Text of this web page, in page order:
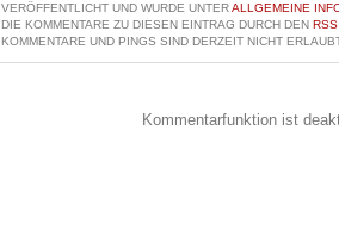
VERÖFFENTLICHT UND WURDE UNTERALLGEMEINE
DIE KOMMENTARE ZU DIESEN EINTRAG DURCH DEN
KOMMENTARE UND PINGS SIND DERZEIT NICHT
Kommentarfunktion ist